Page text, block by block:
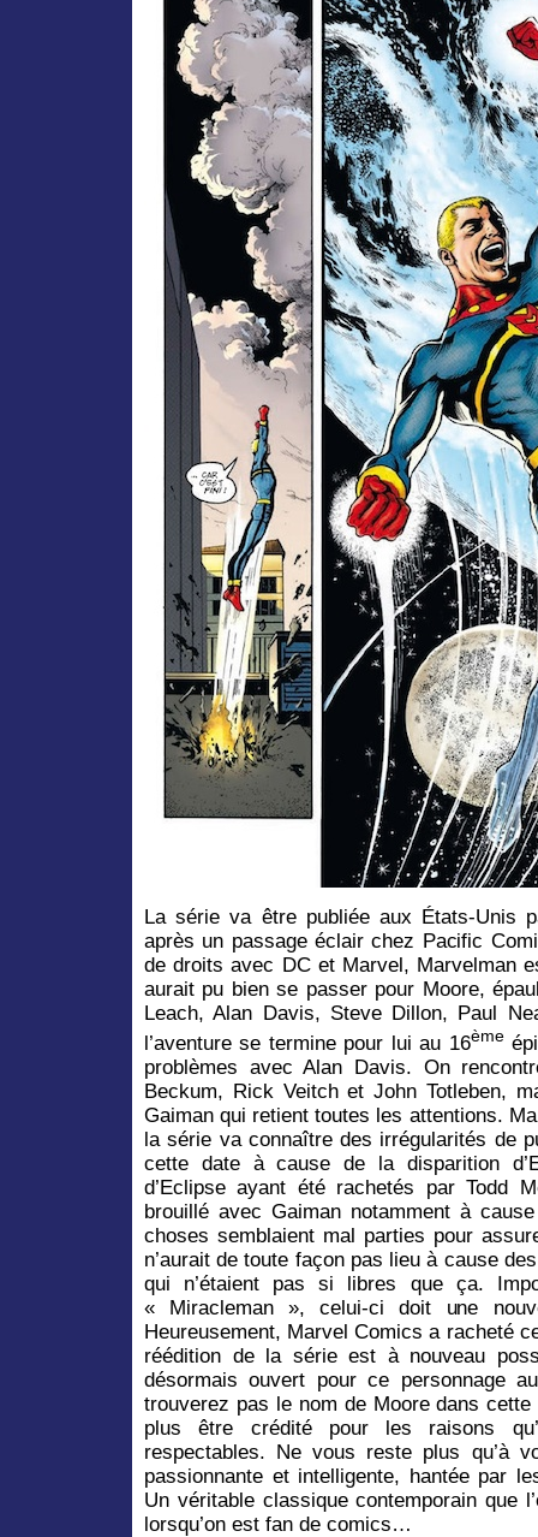
La série va être publiée aux États-Unis
après un passage éclair chez Pacific
de droits avec DC et Marvel, Marvelman
aurait pu bien se passer pour Moore,
Leach, Alan Davis, Steve Dillon, Paul
l’aventure se termine pour lui au 16ème
problèmes avec Alan Davis. On
Beckum, Rick Veitch et John Totleben,
Gaiman qui retient toutes les attentions.
la série va connaître des irrégularités de
cette date à cause de la disparition
d’Eclipse ayant été rachetés par Todd
brouillé avec Gaiman notamment à
choses semblaient mal parties pour
n’aurait de toute façon pas lieu à cause
qui n’étaient pas si libres que ça.
« Miracleman », celui-ci doit une
Heureusement, Marvel Comics a racheté
réédition de la série est à nouveau
désormais ouvert pour ce personnage
trouverez pas le nom de Moore dans cette
plus être crédité pour les raisons
respectables. Ne vous reste plus qu’à
passionnante et intelligente, hantée par
Un véritable classique contemporain que
lorsqu’on est fan de comics…